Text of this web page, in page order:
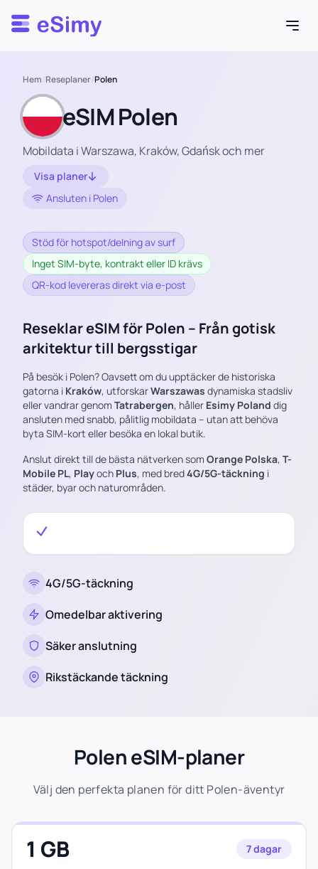
Esimy
Hem/Reseplaner/Polen
eSIM Polen
Mobildata i Warszawa, Kraków, Gdańsk och mer
Visa planer
Ansluten i Polen
Stöd för hotspot/delning av surf
Inget SIM-byte, kontrakt eller ID krävs
QR-kod levereras direkt via e-post
Reseklar eSIM för Polen – Från gotisk
arkitektur till bergsstigar
På besök i Polen? Oavsett om du upptäcker de historiska
gatorna i Kraków, utforskarWarszawas dynamiska stadsliv
eller vandrar genom Tatrabergen, håller Esimy Poland dig
ansluten med snabb, pålitlig mobildata – utan att behöva
byta SIM-kort eller besöka en lokal butik.
Anslut direkt till de bästa nätverken som Orange Polska, T-
Mobile PL, Playoch Plus, med bred4G/5G-täckning i
städer, byar och naturområden.
4G/5G-täckning
Omedelbar aktivering
Säker anslutning
Rikstäckande täckning
Polen eSIM-planer
Välj den perfekta planen för ditt Polen-äventyr
1 GB 7 dagar